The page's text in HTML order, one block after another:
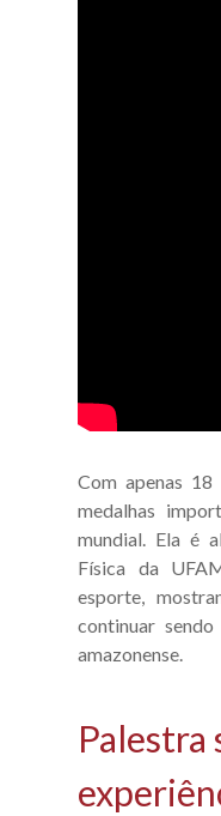
Com apenas 18
medalhas
mundial. Ela é
Física da
esporte,
continuar
amazonense.
Palestra